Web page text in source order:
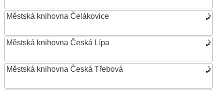
Městská knihovna Čelákovice
Městská knihovna Česká Lípa
Městská knihovna Česká Třebová